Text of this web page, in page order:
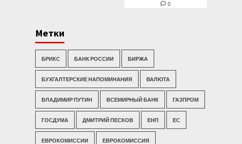
0
Метки
БРИКС БАНК РОССИИ БИРЖА
БУХГАЛТЕРСКИЕ НАПОМИНАНИЯ ВАЛЮТА
ВЛАДИМИР ПУТИН ВСЕМИРНЫЙ БАНК ГАЗПРОМ
ГОСДУМА ДМИТРИЙ ПЕСКОВ ЕНП ЕС
ЕВРОКОМИССИИ ЕВРОКОМИССИЯ